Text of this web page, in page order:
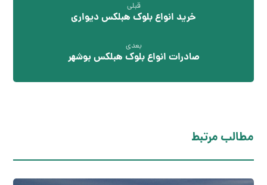
قبلی
خرید انواع بلوک هبلکس دیواری
بعدی
صادرات انواع بلوک هبلکس بوشهر
مطالب مرتبط